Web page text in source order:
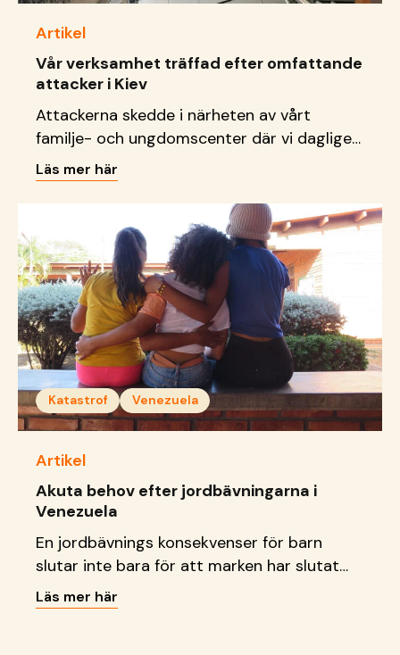
Artikel
Vår verksamhet träffad efter omfattande
attacker i Kiev
Attackerna skedde i närheten av vårt
familje- och ungdomscenter där vi dagligen
tar emot barn, unga och familjer.
Läs mer här
Katastrof Venezuela
Artikel
Akuta behov efter jordbävningarna i
Venezuela
En jordbävnings konsekvenser för barn
slutar inte bara för att marken har slutat
att skaka. Läs vad vi gör just nu.
Läs mer här